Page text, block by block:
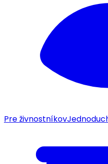
Pre živnostníkov